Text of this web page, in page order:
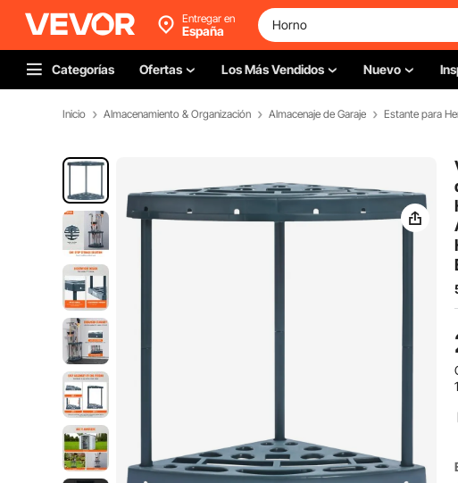
Entregar en
España
Categorías Ofertas Los Más Vendidos Nuevo
Inicio Almacenamiento & Organización Almacenaje de Garaje Estante para